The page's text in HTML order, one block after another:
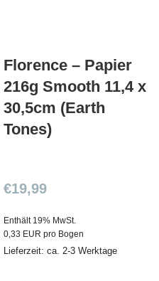
Florence – Papier
216g Smooth 11,4 x
30,5cm (Earth
Tones)
€19,99
Enthält 19% MwSt.
0,33 EUR pro Bogen
Lieferzeit: ca. 2-3 Werktage